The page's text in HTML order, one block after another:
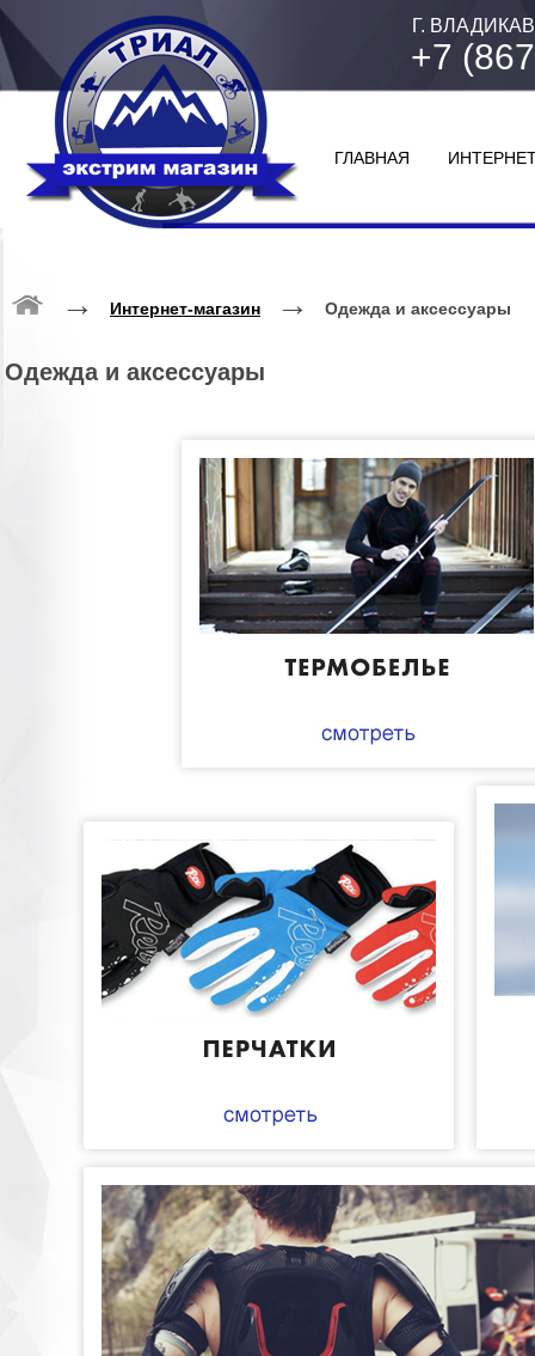
Г.
+7
ГЛАВНАЯ
→ Интернет-магазин → Одежда и аксессуары
Одежда и аксессуары